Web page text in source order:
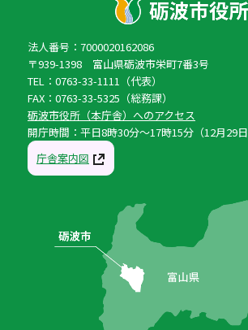
法人番号：7000020162086
〒939-1398 富山県砺波市栄町7番3号
TEL：0763-33-1111（代表）
FAX：0763-33-5325（総務課）
砺波市役所（本庁舎）へのアクセス
開庁時間：平日8時30分〜17時15分（12月29日
庁舎案内図